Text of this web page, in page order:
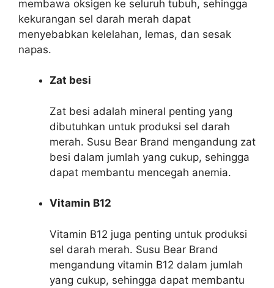
membawa oksigen ke seluruh tubuh, sehingga
kekurangan sel darah merah dapat
menyebabkan kelelahan, lemas, dan sesak
napas.
Zat besi
Zat besi adalah mineral penting yang
dibutuhkan untuk produksi sel darah
merah. Susu Bear Brand mengandung zat
besi dalam jumlah yang cukup, sehingga
dapat membantu mencegah anemia.
Vitamin B12
Vitamin B12 juga penting untuk produksi
sel darah merah. Susu Bear Brand
mengandung vitamin B12 dalam jumlah
yang cukup, sehingga dapat membantu